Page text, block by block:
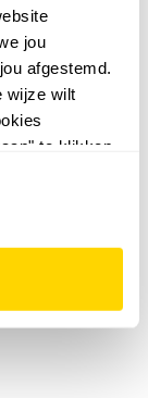
jou
afgestemd.
wijze wilt
te klikken.